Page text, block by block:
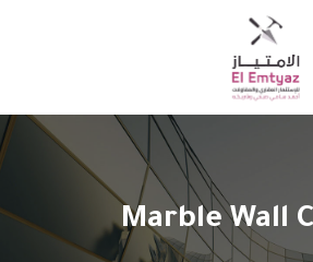
Marble Wall